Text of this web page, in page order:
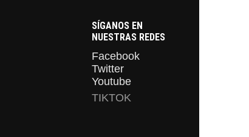
SÍGANOS EN
NUESTRAS REDES
Facebook
Twitter
Youtube
TIKTOK